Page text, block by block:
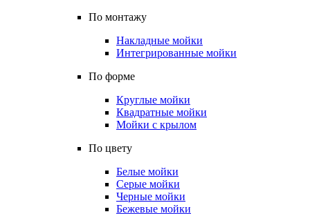
По монтажу
Накладные мойки
Интегрированные мойки
По форме
Круглые мойки
Квадратные мойки
Мойки с крылом
По цвету
Белые мойки
Серые мойки
Черные мойки
Бежевые мойки